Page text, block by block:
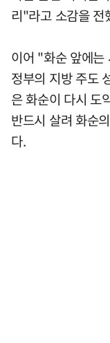
리"라고 소감을 전
이어 "화순 앞에는
정부의 지방 주도
은 화순이 다시 도
반드시 살려 화순
다.